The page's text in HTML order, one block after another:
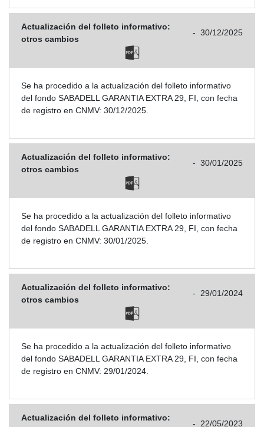
Actualización del folleto informativo:
otros cambios
- 30/12/2025
Se ha procedido a la actualización del folleto informativo
del fondo SABADELL GARANTIA EXTRA 29, FI, con fecha
de registro en CNMV: 30/12/2025.
Actualización del folleto informativo:
otros cambios
- 30/01/2025
Se ha procedido a la actualización del folleto informativo
del fondo SABADELL GARANTIA EXTRA 29, FI, con fecha
de registro en CNMV: 30/01/2025.
Actualización del folleto informativo:
otros cambios
- 29/01/2024
Se ha procedido a la actualización del folleto informativo
del fondo SABADELL GARANTIA EXTRA 29, FI, con fecha
de registro en CNMV: 29/01/2024.
Actualización del folleto informativo:
- 22/05/2023